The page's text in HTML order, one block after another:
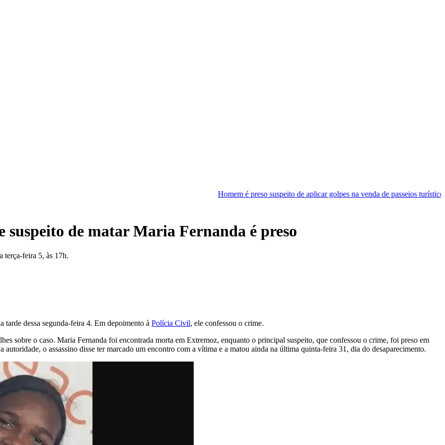
Homem é preso suspeito de aplicar golpes na venda de passeios turísticos em Natal
de matar Maria Fernanda é preso
terça-feira 5, às 17h.
tarde dessa segunda-feira 4. Em depoimento à Polícia Civil, ele confessou o crime.
sobre o caso. Maria Fernanda foi encontrada morta em Extremoz, enquanto o principal suspeito, que confessou o crime, foi preso em
o assassino disse ter marcado um encontro com a vítima e a matou ainda na última quinta-feira 31, dia do desaparecimento.